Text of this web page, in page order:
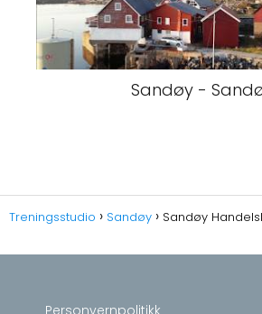
Sandøy -
Treningsstudio Sandøy Sandøy
Personvernpolitikk